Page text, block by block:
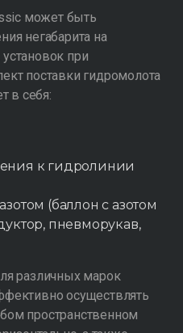
может быть
негабарита на
при
поставки гидромолота
в себя:
к гидролинии
(баллон с азотом
пневморукав,
различных марок
осуществлять
пространственном